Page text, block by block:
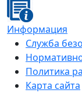
Информация
Служба
Политика
Карта сайта